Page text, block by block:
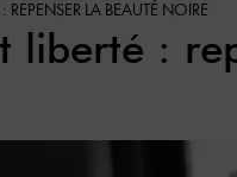
REPENSER LA BEAUTÉ NOIRE
liberté :